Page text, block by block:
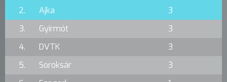
2.
Ajka
3
3.
Gyirmót
3
4.
DVTK
3
5.
Soroksár
3